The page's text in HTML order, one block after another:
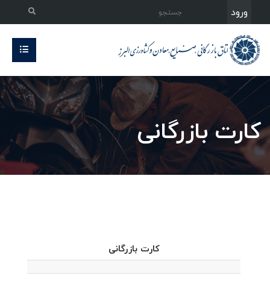
ورود
کارت بازرگانی
کارت بازرگانی